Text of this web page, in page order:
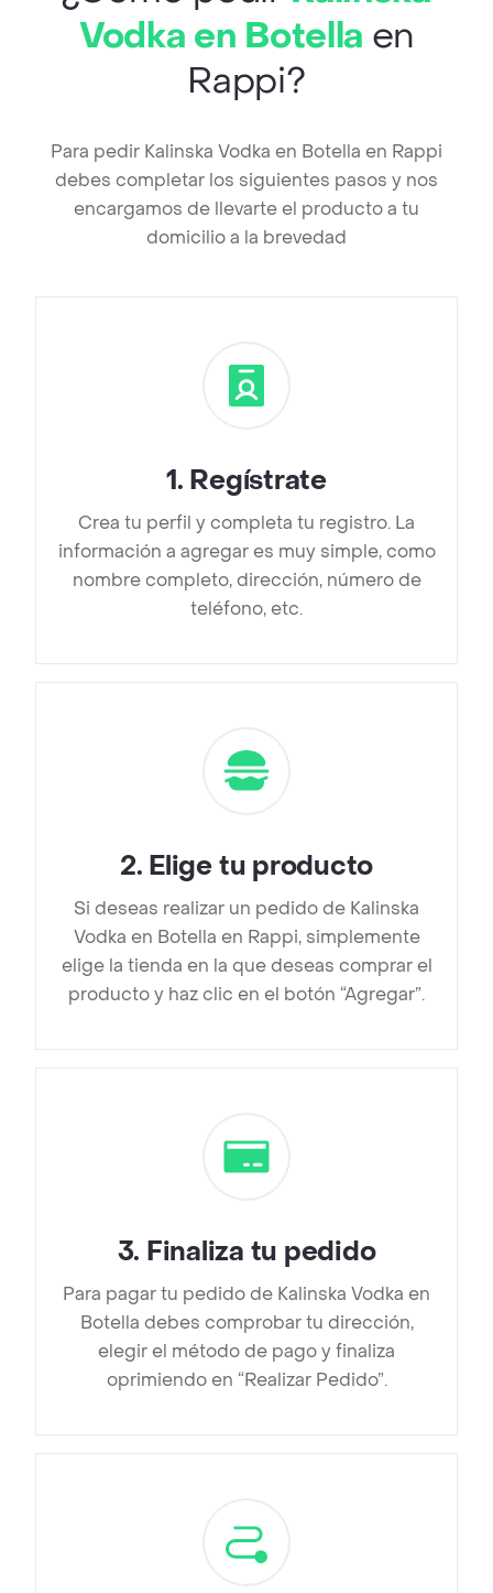
Vodka en Botella en
Rappi?
Para pedir Kalinska Vodka en Botella en Rappi
debes completar los siguientes pasos y nos
encargamos de llevarte el producto a tu
domicilio a la brevedad
1. Regístrate
Crea tu perfil y completa tu registro. La
información a agregar es muy simple, como
nombre completo, dirección, número de
teléfono, etc.
2. Elige tu producto
Si deseas realizar un pedido de Kalinska
Vodka en Botella en Rappi, simplemente
elige la tienda en la que deseas comprar el
producto y haz clic en el botón “Agregar”.
3. Finaliza tu pedido
Para pagar tu pedido de Kalinska Vodka en
Botella debes comprobar tu dirección,
elegir el método de pago y finaliza
oprimiendo en “Realizar Pedido”.